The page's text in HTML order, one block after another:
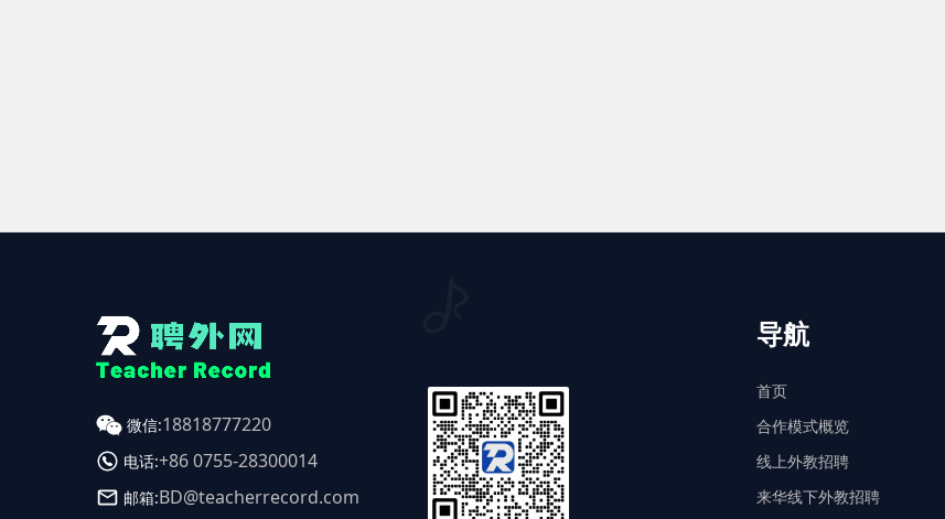
微信:18818777220
电话:+86 0755-28300014
邮箱:BD@teacherrecord.com
导航
首页
合作模式概览
线上外教招聘
来华线下外教招聘